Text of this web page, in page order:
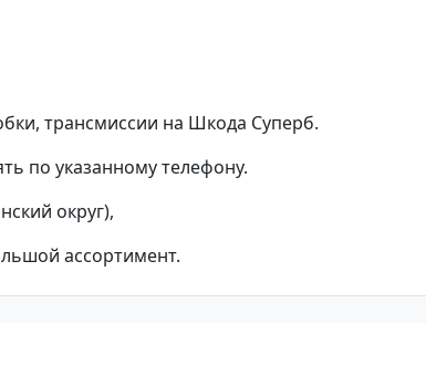
трансмиссии на Шкода Суперб.
по указанному телефону.
округ),
ассортимент.